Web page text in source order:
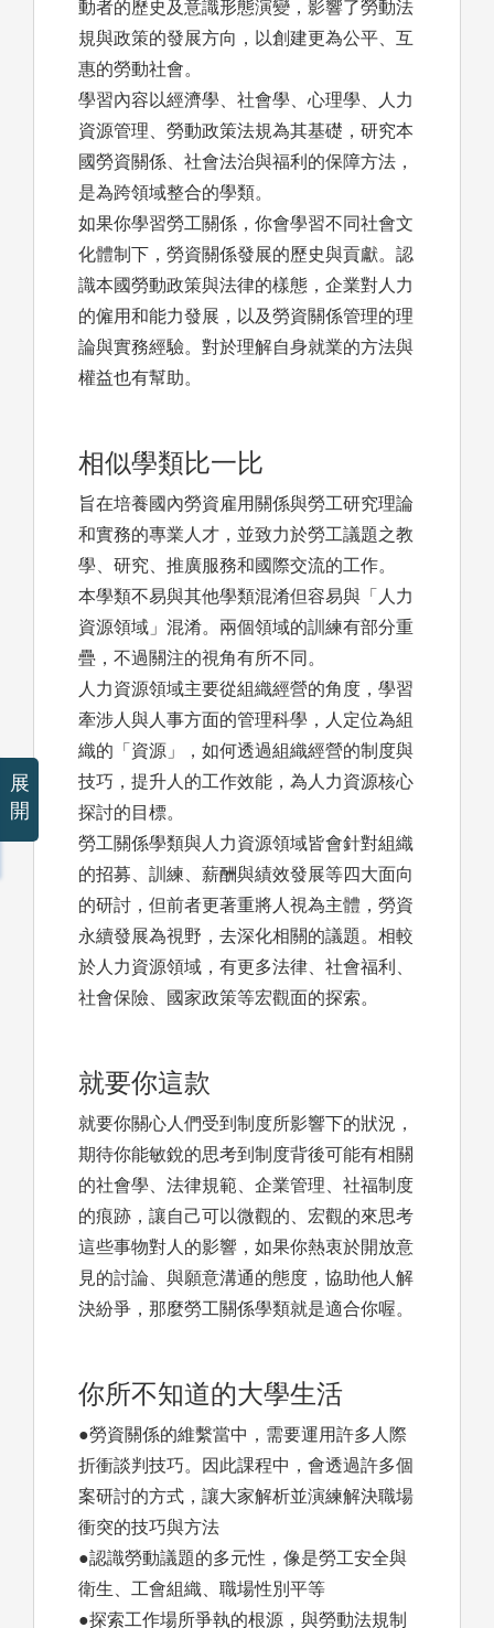
動者的歷史及意識形態演變，影響了勞動法
規與政策的發展方向，以創建更為公平、互
惠的勞動社會。
學習內容以經濟學、社會學、心理學、人力
資源管理、勞動政策法規為其基礎，研究本
國勞資關係、社會法治與福利的保障方法，
是為跨領域整合的學類。
如果你學習勞工關係，你會學習不同社會文
化體制下，勞資關係發展的歷史與貢獻。認
識本國勞動政策與法律的樣態，企業對人力
的僱用和能力發展，以及勞資關係管理的理
論與實務經驗。對於理解自身就業的方法與
權益也有幫助。
相似學類比一比
旨在培養國內勞資雇用關係與勞工研究理論
和實務的專業人才，並致力於勞工議題之教
學、研究、推廣服務和國際交流的工作。
本學類不易與其他學類混淆但容易與「人力
資源領域」混淆。兩個領域的訓練有部分重
疊，不過關注的視角有所不同。
人力資源領域主要從組織經營的角度，學習
牽涉人與人事方面的管理科學，人定位為組
織的「資源」，如何透過組織經營的制度與
技巧，提升人的工作效能，為人力資源核心
探討的目標。
勞工關係學類與人力資源領域皆會針對組織
的招募、訓練、薪酬與績效發展等四大面向
的研討，但前者更著重將人視為主體，勞資
永續發展為視野，去深化相關的議題。相較
於人力資源領域，有更多法律、社會福利、
社會保險、國家政策等宏觀面的探索。
就要你這款
就要你關心人們受到制度所影響下的狀況，
期待你能敏銳的思考到制度背後可能有相關
的社會學、法律規範、企業管理、社福制度
的痕跡，讓自己可以微觀的、宏觀的來思考
這些事物對人的影響，如果你熱衷於開放意
見的討論、與願意溝通的態度，協助他人解
決紛爭，那麼勞工關係學類就是適合你喔。
你所不知道的大學生活
●勞資關係的維繫當中，需要運用許多人際
折衝談判技巧。因此課程中，會透過許多個
案研討的方式，讓大家解析並演練解決職場
衝突的技巧與方法
●認識勞動議題的多元性，像是勞工安全與
衛生、工會組織、職場性別平等
●探索工作場所爭執的根源，與勞動法規制
展
開